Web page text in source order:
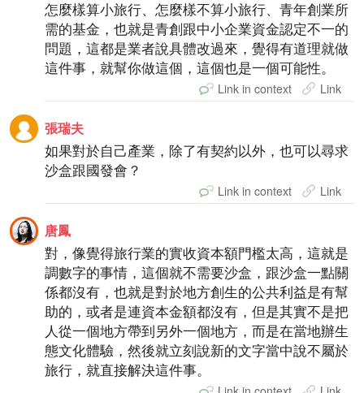
怎麼樣算小旅行、怎麼樣不算小旅行、青年創業所
需的基金，也就是青創跟中小企業資金認定不一的
問題，這都是業者說具體改過來，覺得有道理就做
這件事，就幫你做這個，這個也是一個可能性。
Link in context Link
張瑞夫
如果對於自己產業，除了有契約以外，也可以尋求
沙盒跟國發會？
Link in context Link
唐鳳
對，像覺得旅行業的實收資本額門檻太高，這就是
調數字的事情，這個就不需要沙盒，跟沙盒一點關
係都沒有，也就是對於地方創生的公共利益是有幫
助的，或者是連資本金額都沒有，但是其實不是把
人從一個地方帶到另外一個地方，而是在當地辦生
態文化體驗，然後就立刻說新的文字當中說不屬於
旅行，就直接解決這件事。